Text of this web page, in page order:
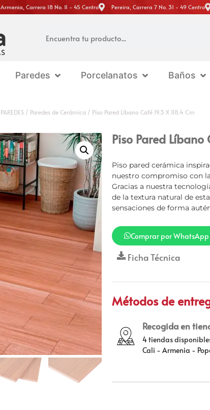
Armenia, Carrera 18 No. 11 - 45 Centro Pereira, Carrera 7 No. 31 - 49 Centro
Paredes Porcelanatos Baños
PAREDES / Paredes de Cerámica / Piso Pared Líbano Café 19.3 X 118.4 Cm
Piso Pared Líbano
Piso pared cerámica
nuestro compromiso con
Gracias a nuestra
de la textura natural de
sensaciones de forma
Comprar por WhatsApp
Ficha Técnica
Métodos de
Recogida en
4 tiendas
Cali - Armenia -